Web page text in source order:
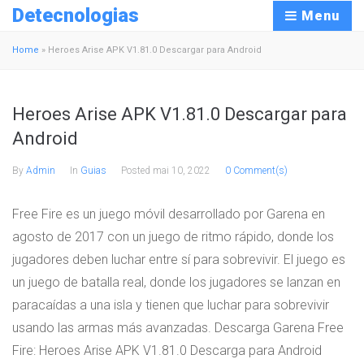
Detecnologias Menu
Home » Heroes Arise APK V1.81.0 Descargar para Android
Heroes Arise APK V1.81.0 Descargar para
Android
By Admin In Guias Posted mai 10, 2022 0 Comment(s)
Free Fire es un juego móvil desarrollado por Garena en
agosto de 2017 con un juego de ritmo rápido, donde los
jugadores deben luchar entre sí para sobrevivir. El juego es
un juego de batalla real, donde los jugadores se lanzan en
paracaídas a una isla y tienen que luchar para sobrevivir
usando las armas más avanzadas. Descarga Garena Free
Fire: Heroes Arise APK V1.81.0 Descarga para Android